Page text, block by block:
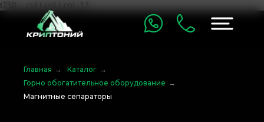
t758__col t-col t-col_12
Главная → Каталог →
Горно обогатительное оборудование →
Магнитные сепараторы